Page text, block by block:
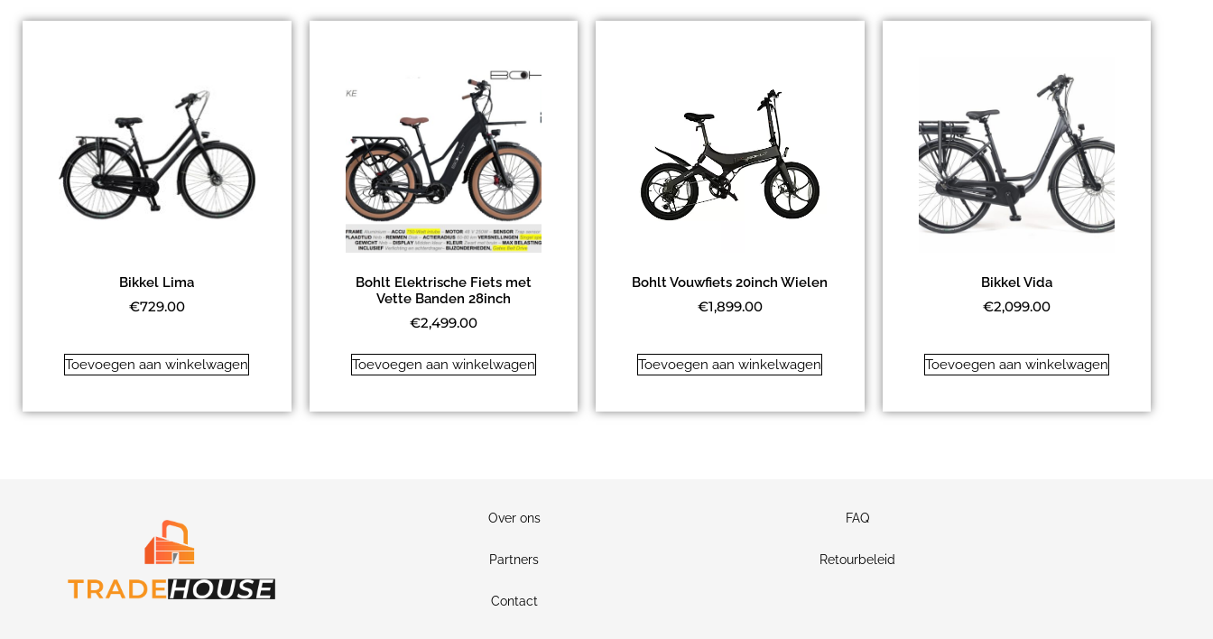
Bikkel Lima
€729.00
Toevoegen aan winkelwagen
Bohlt Elektrische Fiets met
Vette Banden 28inch
€2,499.00
Toevoegen aan winkelwagen
Bohlt Vouwfiets 20inch Wielen
€1,899.00
Toevoegen aan winkelwagen
Bikkel Vida
€2,099.00
Toevoegen aan winkelwagen
Over ons
Partners
Contact
FAQ
Retourbeleid